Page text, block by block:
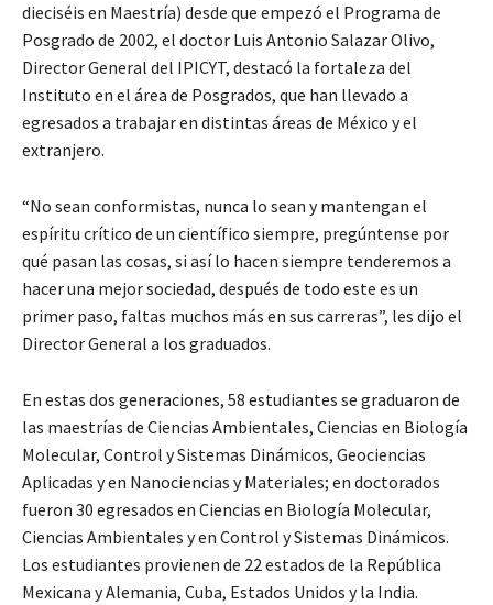
dieciséis en Maestría) desde que empezó el Programa de
Posgrado de 2002, el doctor Luis Antonio Salazar Olivo,
Director General del IPICYT, destacó la fortaleza del
Instituto en el área de Posgrados, que han llevado a
egresados a trabajar en distintas áreas de México y el
extranjero.
“No sean conformistas, nunca lo sean y mantengan el
espíritu crítico de un científico siempre, pregúntense por
qué pasan las cosas, si así lo hacen siempre tenderemos a
hacer una mejor sociedad, después de todo este es un
primer paso, faltas muchos más en sus carreras”, les dijo el
Director General a los graduados.
En estas dos generaciones, 58 estudiantes se graduaron de
las maestrías de Ciencias Ambientales, Ciencias en Biología
Molecular, Control y Sistemas Dinámicos, Geociencias
Aplicadas y en Nanociencias y Materiales; en doctorados
fueron 30 egresados en Ciencias en Biología Molecular,
Ciencias Ambientales y en Control y Sistemas Dinámicos.
Los estudiantes provienen de 22 estados de la República
Mexicana y Alemania, Cuba, Estados Unidos y la India.